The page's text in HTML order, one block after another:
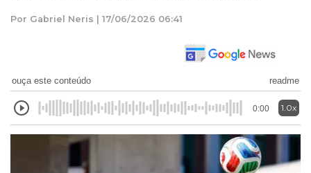
Por Gabriel Neris | 17/06/2026 06:41
ouça este conteúdo readme
0:00 1.0x